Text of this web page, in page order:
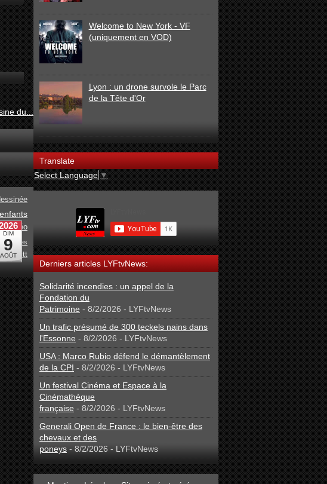
du...
enfants
vidéo
recettes
vtt
Welcome to New York - VF
(uniquement en VOD)
Lyon : un drone survole le Parc
de la Tête d'Or
Translate
Select Language▼
Derniers articles LYFtvNews:
Solidarité incendies : un appel de la
Fondation du
Patrimoine - 8/2/2026 - LYFtvNews
Un trafic présumé de 300 teckels nains dans
l'Essonne - 8/2/2026 - LYFtvNews
USA : Marco Rubio défend le démantèlement
de la CPI - 8/2/2026 - LYFtvNews
Un festival Cinéma et Espace à la
Cinémathèque
française - 8/2/2026 - LYFtvNews
Generali Open de France : le bien-être des
chevaux et des
poneys - 8/2/2026 - LYFtvNews